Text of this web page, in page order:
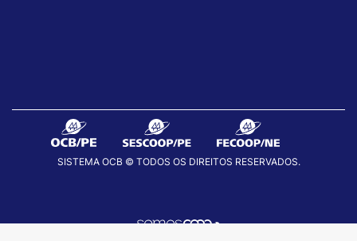
SISTEMA OCB © TODOS OS DIREITOS RESERVADOS.